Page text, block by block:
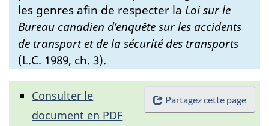
les genres afin de respecter la Loi sur le
Bureau canadien d’enquête sur les accidents
de transport et de la sécurité des transports
(L.C. 1989, ch. 3).
Partagez cette page
Consulter le
document en PDF